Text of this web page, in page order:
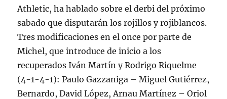
Athletic, ha hablado sobre el derbi del próximo
sabado que disputarán los rojillos y rojiblancos.
Tres modificaciones en el once por parte de
Michel, que introduce de inicio a los
recuperados Iván Martín y Rodrigo Riquelme
(4-1-4-1): Paulo Gazzaniga – Miguel Gutiérrez,
Bernardo, David López, Arnau Martínez – Oriol